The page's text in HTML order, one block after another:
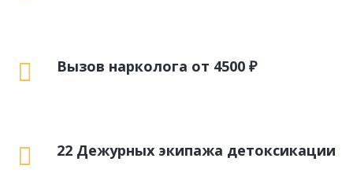
Вызов нарколога от 4500 ₽
22 Дежурных экипажа детоксикации